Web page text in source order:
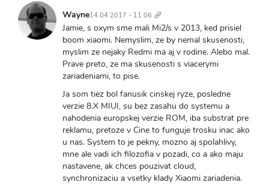
Wayne14.04.2017 - 11:06 odkaz
Jamie, s oxym sme mali Mi2/s v 2013, ked prisiel
boom xiaomi. Nemyslim, ze by nemal skusenosti,
myslim ze nejaky Redmi ma aj v rodine. Alebo mal.
Prave preto, ze ma skusenosti s viacerymi
zariadeniami, to pise.
Ja som tiez bol fanusik cinskej ryze, posledne
verzie 8.X MIUI, su bez zasahu do systemu a
nahodenia europskej verzie ROM, iba substrat pre
reklamu, pretoze v Cine to funguje trosku inac ako
u nas. System to je pekny, mozno aj spolahlivy,
mne ale vadi ich filozofia v pozadi, co a ako maju
nastavene, ak chces pouzivat cloud,
synchronizaciu a vsetky klady Xiaomi zariadenia.